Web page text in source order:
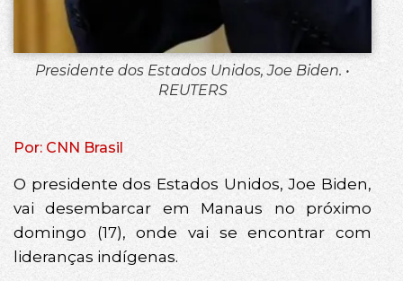
Presidente dos Estados Unidos, Joe Biden. •
REUTERS
Por: CNN Brasil
O presidente dos Estados Unidos, Joe Biden,
vai desembarcar em Manaus no próximo
domingo (17), onde vai se encontrar com
lideranças indígenas.